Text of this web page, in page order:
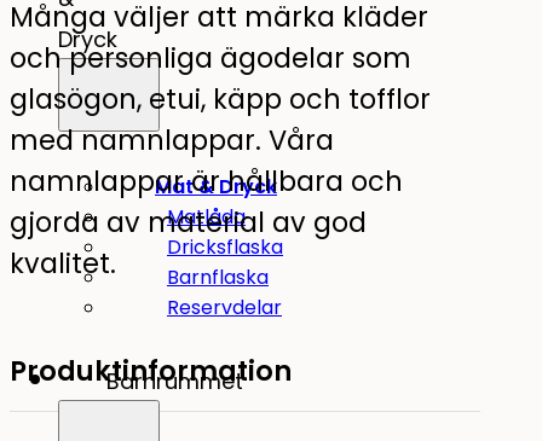
Dryck
Mat & Dryck
Matlåda
Dricksflaska
Barnflaska
Reservdelar
Barnrummet
Många väljer att märka kläder
och personliga ägodelar som
glasögon, etui, käpp och tofflor
med namnlappar. Våra
namnlappar är hållbara och
gjorda av material av god
kvalitet.
Produktinformation